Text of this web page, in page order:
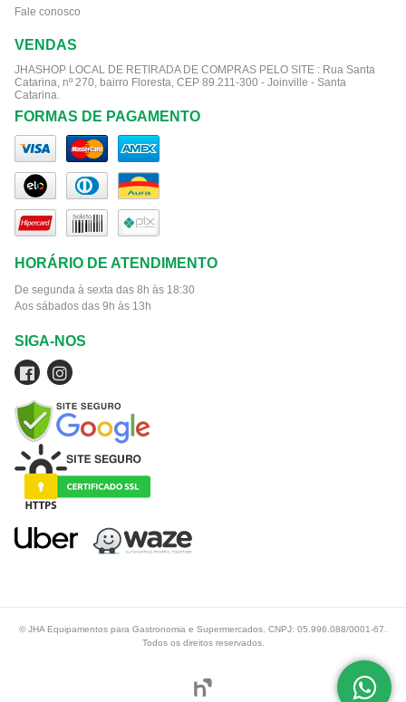
Fale conosco
VENDAS
JHASHOP LOCAL DE RETIRADA DE COMPRAS PELO SITE : Rua Santa
Catarina, nº 270, bairro Floresta, CEP 89.211-300 - Joinville - Santa
Catarina.
FORMAS DE PAGAMENTO
HORÁRIO DE ATENDIMENTO
De segunda à sexta das 8h às 18:30
Aos sábados das 9h às 13h
SIGA-NOS
© JHA Equipamentos para Gastronomia e Supermercados. CNPJ: 05.996.088/0001-67.
Todos os direitos reservados.